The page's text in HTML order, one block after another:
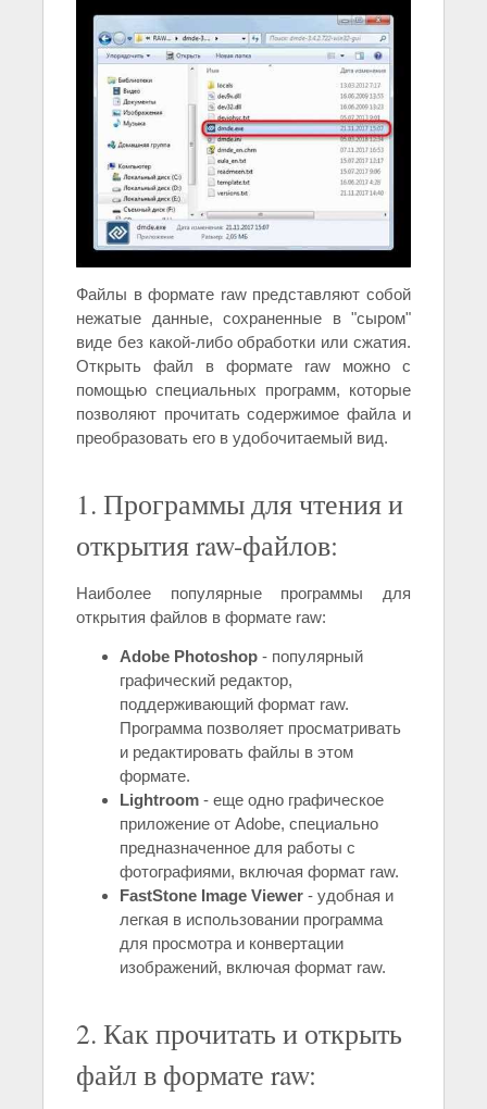
Файлы в формате raw представляют собой
нежатые данные, сохраненные в "сыром"
виде без какой-либо обработки или сжатия.
Открыть файл в формате raw можно с
помощью специальных программ, которые
позволяют прочитать содержимое файла и
преобразовать его в удобочитаемый вид.
1. Программы для чтения и
открытия raw-файлов:
Наиболее популярные программы для
открытия файлов в формате raw:
Adobe Photoshop - популярный
графический редактор,
поддерживающий формат raw.
Программа позволяет просматривать
и редактировать файлы в этом
формате.
Lightroom - еще одно графическое
приложение от Adobe, специально
предназначенное для работы с
фотографиями, включая формат raw.
FastStone Image Viewer - удобная и
легкая в использовании программа
для просмотра и конвертации
изображений, включая формат raw.
2. Как прочитать и открыть
файл в формате raw: